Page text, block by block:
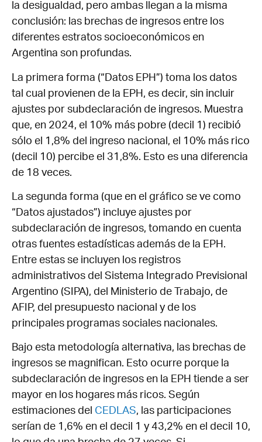
la desigualdad, pero ambas llegan a la misma
conclusión: las brechas de ingresos entre los
diferentes estratos socioeconómicos en
Argentina son profundas.
La primera forma (“Datos EPH”) toma los datos
tal cual provienen de la EPH, es decir, sin incluir
ajustes por subdeclaración de ingresos. Muestra
que, en 2024, el 10% más pobre (decil 1) recibió
sólo el 1,8% del ingreso nacional, el 10% más rico
(decil 10) percibe el 31,8%. Esto es una diferencia
de 18 veces.
La segunda forma (que en el gráfico se ve como
“Datos ajustados”) incluye ajustes por
subdeclaración de ingresos, tomando en cuenta
otras fuentes estadísticas además de la EPH.
Entre estas se incluyen los registros
administrativos del Sistema Integrado Previsional
Argentino (SIPA), del Ministerio de Trabajo, de
AFIP, del presupuesto nacional y de los
principales programas sociales nacionales.
Bajo esta metodología alternativa, las brechas de
ingresos se magnifican. Esto ocurre porque la
subdeclaración de ingresos en la EPH tiende a ser
mayor en los hogares más ricos. Según
estimaciones del CEDLAS, las participaciones
serían de 1,6% en el decil 1 y 43,2% en el decil 10,